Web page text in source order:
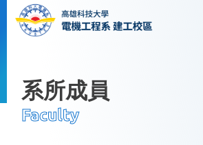
系所成員
Faculty